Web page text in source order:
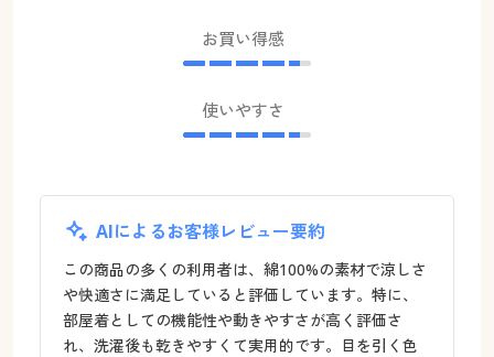
お買い得感
使いやすさ
AIによるお客様レビュー要約
この商品の多くの利用者は、綿100%の素材で涼しさ
や快適さに満足していると評価しています。特に、
部屋着としての機能性や動きやすさが高く評価さ
れ、洗濯後も乾きやすくて実用的です。目を引く色